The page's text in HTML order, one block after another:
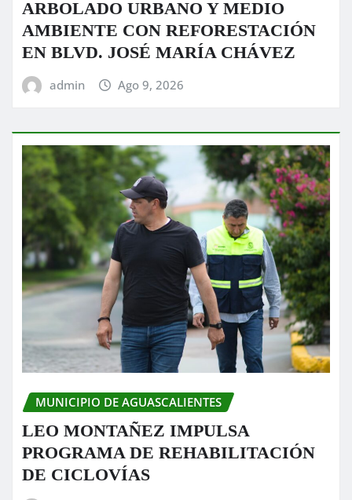
ARBOLADO URBANO Y MEDIO
AMBIENTE CON REFORESTACIÓN
EN BLVD. JOSÉ MARÍA CHÁVEZ
admin Ago 9, 2026
MUNICIPIO DE AGUASCALIENTES
LEO MONTAÑEZ IMPULSA
PROGRAMA DE REHABILITACIÓN
DE CICLOVÍAS